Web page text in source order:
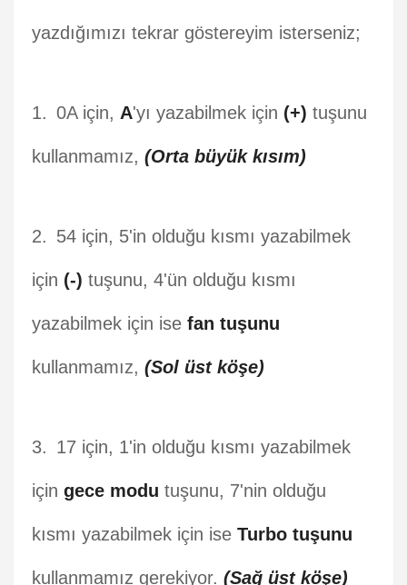
yazdığımızı tekrar göstereyim isterseniz;
0A için, A'yı yazabilmek için (+) tuşunu
kullanmamız, (Orta büyük kısım)
54 için, 5'in olduğu kısmı yazabilmek
için (-) tuşunu, 4'ün olduğu kısmı
yazabilmek için ise fan tuşunu
kullanmamız, (Sol üst köşe)
17 için, 1'in olduğu kısmı yazabilmek
için gece modu tuşunu, 7'nin olduğu
kısmı yazabilmek için ise Turbo tuşunu
kullanmamız gerekiyor. (Sağ üst köşe)